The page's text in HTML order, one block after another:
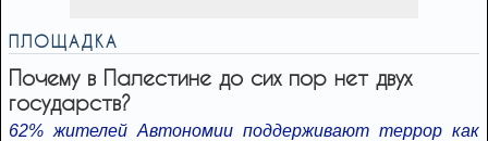
ПЛОЩАДКА
Почему в Палестине до сих пор нет двух
государств?
62% жителей Автономии поддерживают террор как